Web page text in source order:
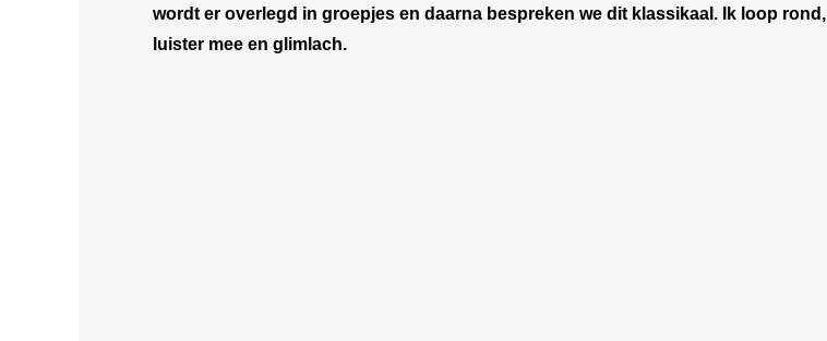
wordt er overlegd in groepjes en daarna bespreken we dit klassikaal. Ik loop rond,
luister mee en glimlach.